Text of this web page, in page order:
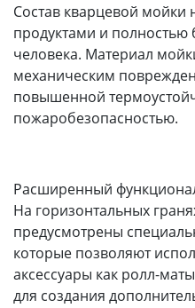
Состав кварцевой мойки
продуктами и полностью
человека. Материал
механическим
повышенной
пожаробезопасностью.
Расширенный
На горизонтальных
предусмотрены
которые позволяют
аксессуары как ролл-
для создания